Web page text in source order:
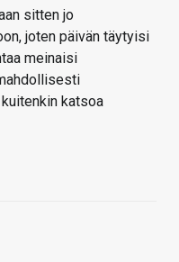
sitten jo
joten päivän täytyisi
meinaisi
katsoa